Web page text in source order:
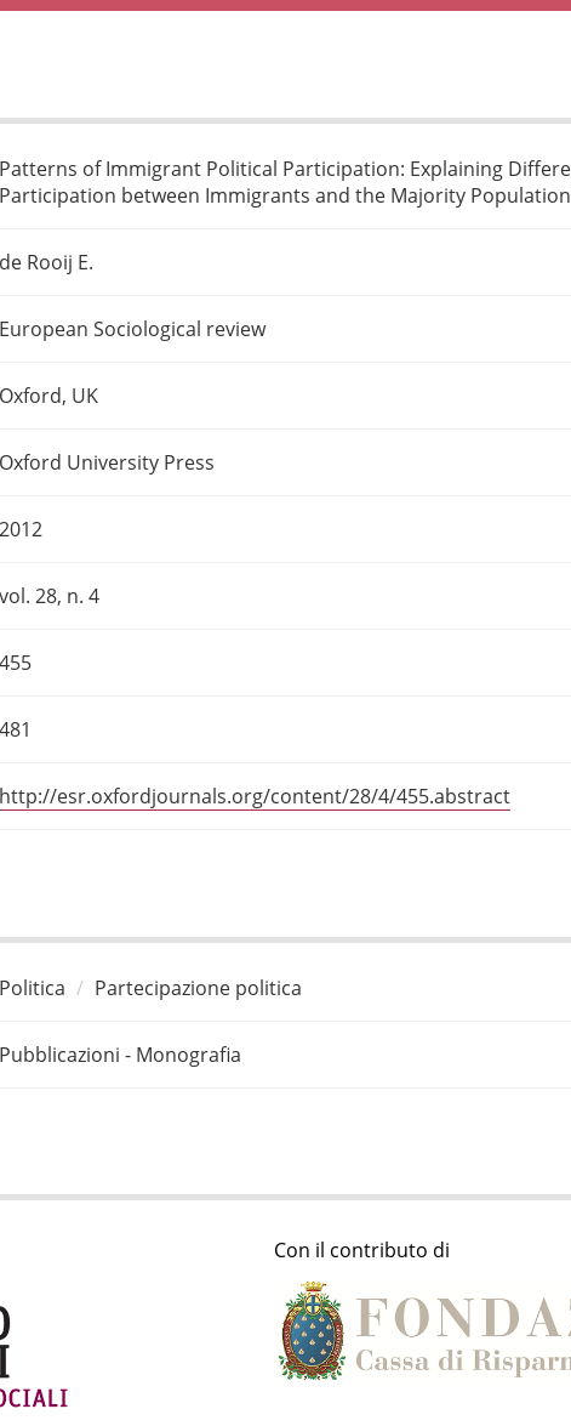
Patterns of Immigrant Political Participation: Explaining
Participation between Immigrants and the Majority
de Rooij E.
European Sociological review
Oxford, UK
Oxford University Press
2012
vol. 28, n. 4
455
481
http://esr.oxfordjournals.org/content/28/4/455.abstract
Politica Partecipazione politica
Pubblicazioni - Monografia
Con il contributo di